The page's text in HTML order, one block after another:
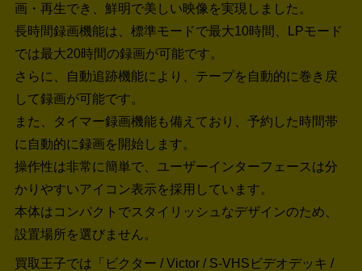
画・再生でき、鮮明で美しい映像を実現しました。
長時間録画機能は、標準モードで最大10時間、LPモード
では最大20時間の録画が可能です。
さらに、自動追跡機能により、テープを自動的に巻き戻
して録画が可能です。
また、タイマー録画機能も備えており、予約した時間帯
に自動的に録画を開始します。
操作性は非常に簡単で、ユーザーインターフェースは分
かりやすいアイコン表示を採用しています。
本体はコンパクトでスタイリッシュなデザインのため、
設置場所を選びません。
買取王子では「ビクター / Victor / S-VHSビデオデッキ /